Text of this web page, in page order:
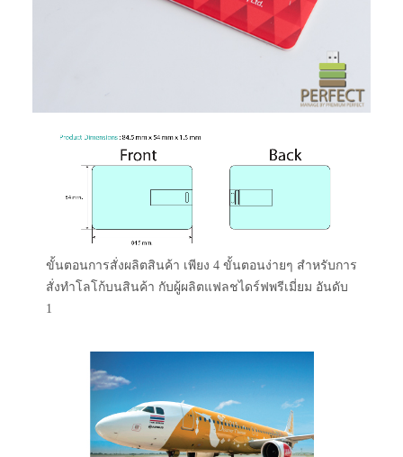
ขั้นตอนการสั่งผลิตสินค้า เพียง 4 ขั้นตอนง่ายๆ สำหรับการ
สั่งทำโลโก้บนสินค้า กับผู้ผลิตแฟลชไดร์ฟพรีเมี่ยม อันดับ
1